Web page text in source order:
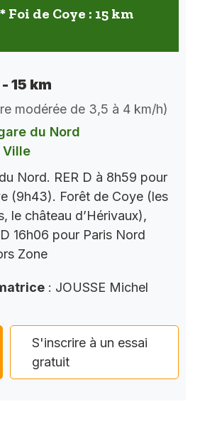
* Foi de Coye : 15 km
15 km
modérée de 3,5 à 4 km/h)
du Nord
Ville
Nord. RER D à 8h59 pour
(9h43). Forêt de Coye (les
le château d’Hérivaux),
16h06 pour Paris Nord
Zone
: JOUSSE Michel
S'inscrire à un essai
gratuit